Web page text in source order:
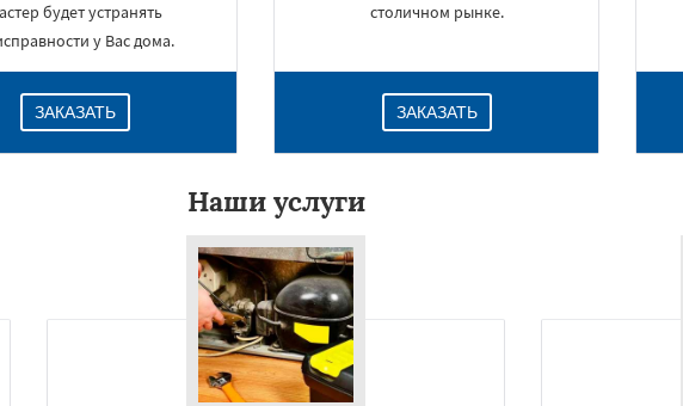
будет устранять
у Вас дома.
ЗАКАЗАТЬ
столичном рынке.
ЗАКАЗАТЬ
Наши услуги